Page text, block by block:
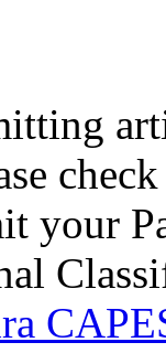
your